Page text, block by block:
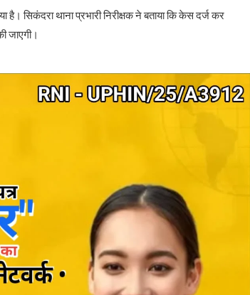
सिकंदरा थाना प्रभारी निरीक्षक ने बताया कि केस दर्ज कर
जाएगी।